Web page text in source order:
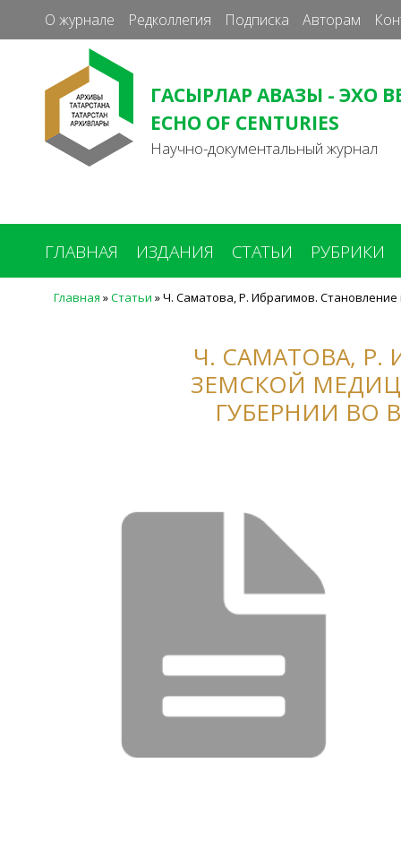
О журнале Редколлегия Подписка Авторам
ГАСЫРЛАР АВАЗЫ - ЭХО
ECHO OF CENTURIES
Научно-документальный журнал
ГЛАВНАЯ ИЗДАНИЯ СТАТЬИ РУБРИКИ
Главная »Статьи »Ч. Саматова, Р. Ибрагимов.
Ч. САМАТОВА, Р.
ЗЕМСКОЙ
ГУБЕРНИИ ВО